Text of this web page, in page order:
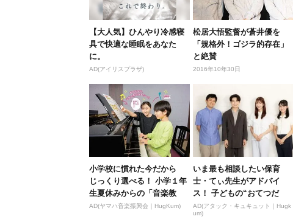
【大人気】ひんやり冷感寝
具で快適な睡眠をあなた
に。
AD(アイリスプラザ)
松居大悟監督が蒼井優を
「規格外！ゴジラ的存在」
と絶賛
2016年10年30日
小学校に慣れた今だから
じっくり選べる！ 小学１年
生夏休みからの「音楽教
室」デビュ...
AD(ヤマハ音楽振興会｜HugKum)
いま最も相談したい保育
士・てぃ先生がアドバイ
ス！ 子どもの“おてつだ
い”に、どん...
AD(アタック・キュキュット｜Hugk
um)